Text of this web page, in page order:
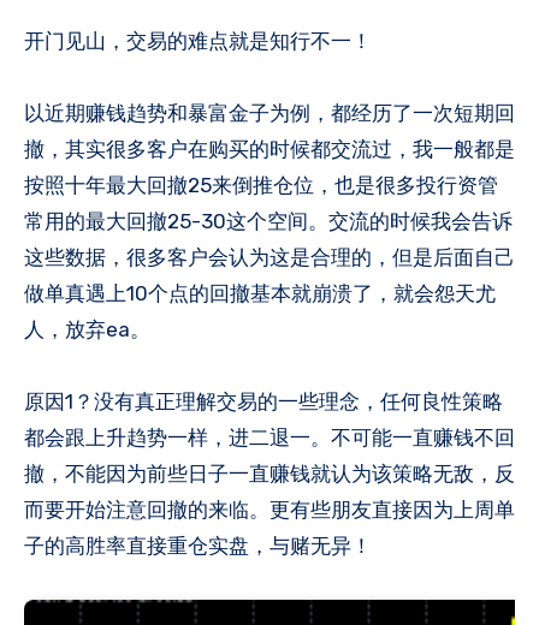
开门见山，交易的难点就是知行不一！
以近期赚钱趋势和暴富金子为例，都经历了一次短期回
撤，其实很多客户在购买的时候都交流过，我一般都是
按照十年最大回撤25来倒推仓位，也是很多投行资管
常用的最大回撤25-30这个空间。交流的时候我会告诉
这些数据，很多客户会认为这是合理的，但是后面自己
做单真遇上10个点的回撤基本就崩溃了，就会怨天尤
人，放弃ea。
原因1？没有真正理解交易的一些理念，任何良性策略
都会跟上升趋势一样，进二退一。不可能一直赚钱不回
撤，不能因为前些日子一直赚钱就认为该策略无敌，反
而要开始注意回撤的来临。更有些朋友直接因为上周单
子的高胜率直接重仓实盘，与赌无异！